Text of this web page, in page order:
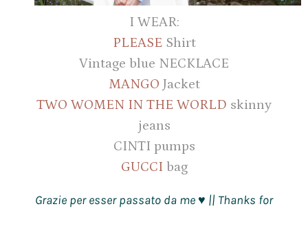
I WEAR:
PLEASE Shirt
Vintage blue NECKLACE
MANGO Jacket
TWO WOMEN IN THE WORLD skinny
jeans
CINTI pumps
GUCCI bag
Grazie per esser passato da me ♥ || Thanks for